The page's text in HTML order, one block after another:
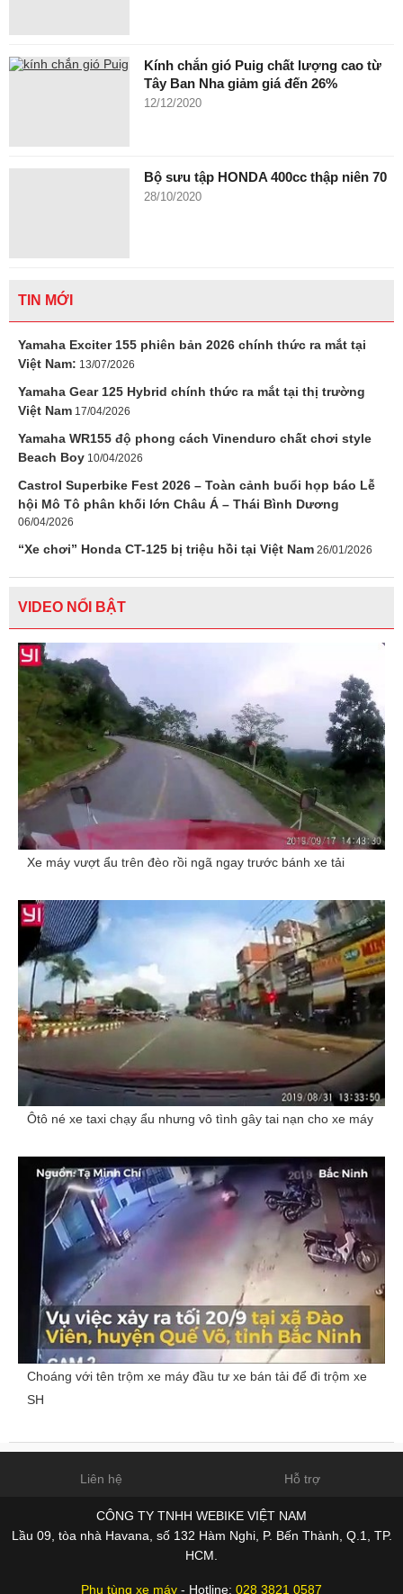
Kính chắn gió Puig chất lượng cao từ
Tây Ban Nha giảm giá đến 26%
12/12/2020
Bộ sưu tập HONDA 400cc thập niên 70
28/10/2020
TIN MỚI
Yamaha Exciter 155 phiên bản 2026 chính thức ra mắt tại
Việt Nam: 13/07/2026
Yamaha Gear 125 Hybrid chính thức ra mắt tại thị trường
Việt Nam 17/04/2026
Yamaha WR155 độ phong cách Vinenduro chất chơi style
Beach Boy 10/04/2026
Castrol Superbike Fest 2026 – Toàn cảnh buổi họp báo Lễ
hội Mô Tô phân khối lớn Châu Á – Thái Bình Dương
06/04/2026
“Xe chơi” Honda CT-125 bị triệu hồi tại Việt Nam 26/01/2026
VIDEO NỔI BẬT
Xe máy vượt ẩu trên đèo rồi ngã ngay trước bánh xe tải
Ôtô né xe taxi chạy ẩu nhưng vô tình gây tai nạn cho xe máy
Choáng với tên trộm xe máy đầu tư xe bán tải để đi trộm xe
SH
Liên hệ Hỗ trợ
CÔNG TY TNHH WEBIKE VIỆT NAM
Lầu 09, tòa nhà Havana, số 132 Hàm Nghi, P. Bến Thành, Q.1, TP.
HCM.
Phụ tùng xe máy - Hotline: 028 3821 0587